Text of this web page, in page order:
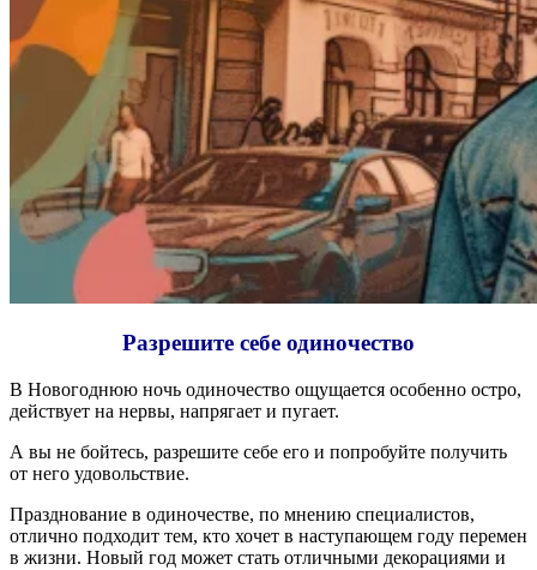
Разрешите себе одиночество
В Новогоднюю ночь одиночество ощущается особенно остро,
действует на нервы, напрягает и пугает.
А вы не бойтесь, разрешите себе его и попробуйте получить
от него удовольствие.
Празднование в одиночестве, по мнению специалистов,
отлично подходит тем, кто хочет в наступающем году перемен
в жизни. Новый год может стать отличными декорациями и